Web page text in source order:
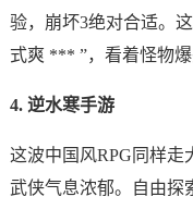
验，崩坏3绝对合适。
式爽 *** ”，看着怪物爆
4. 逆水寒手游
这波中国风RPG同样走
武侠气息浓郁。自由探